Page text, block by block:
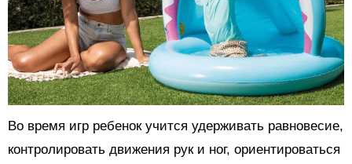
Во время игр ребенок учится удерживать равновесие,
контролировать движения рук и ног, ориентироваться